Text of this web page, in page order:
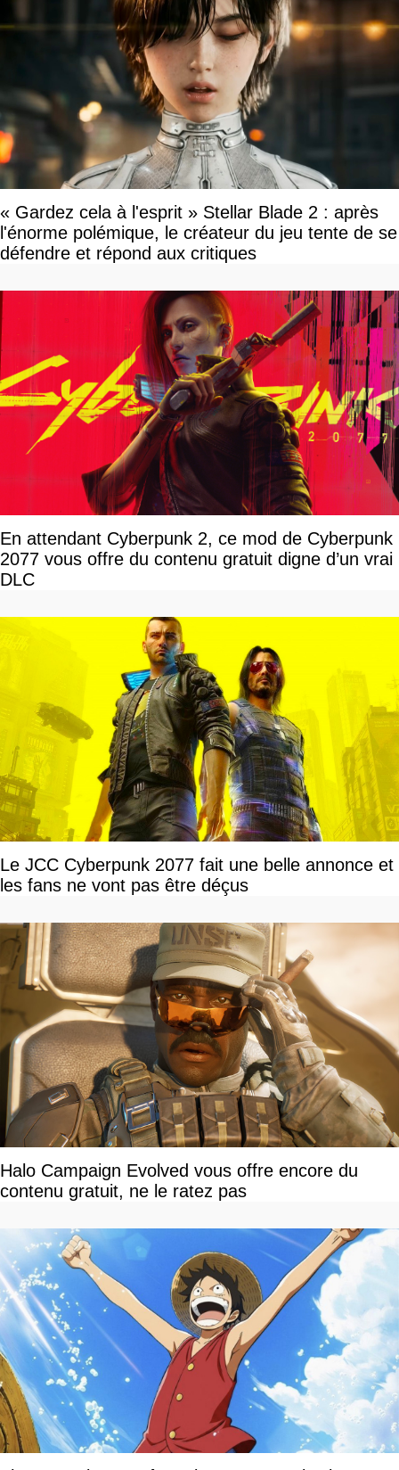
« Gardez cela à l'esprit » Stellar Blade 2 : après
l'énorme polémique, le créateur du jeu tente de se
défendre et répond aux critiques
En attendant Cyberpunk 2, ce mod de Cyberpunk
2077 vous offre du contenu gratuit digne d’un vrai
DLC
Le JCC Cyberpunk 2077 fait une belle annonce et
les fans ne vont pas être déçus
Halo Campaign Evolved vous offre encore du
contenu gratuit, ne le ratez pas